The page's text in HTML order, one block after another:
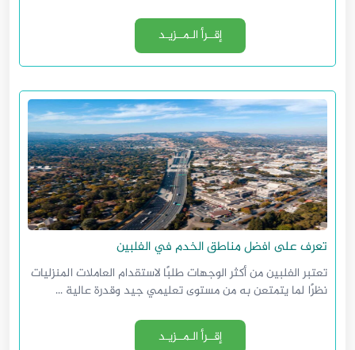
إقــرأ الـمــزيـد
تعرف على افضل مناطق الخدم في الفلبين
تعتبر الفلبين من أكثر الوجهات طلبًا لاستقدام العاملات المنزليات
نظرًا لما يتمتعن به من مستوى تعليمي جيد وقدرة عالية ...
إقــرأ الـمــزيـد